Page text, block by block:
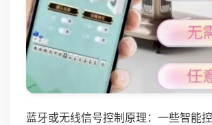
蓝牙或无线信号控制原理：一些智能